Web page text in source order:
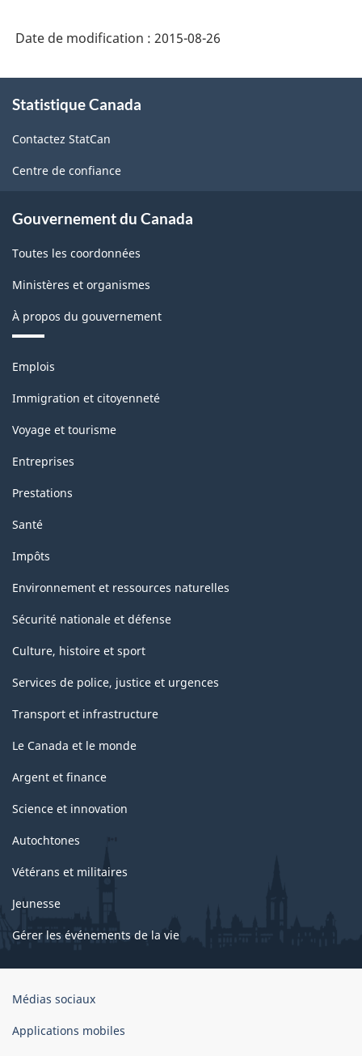
des
produits
agricoles
données
le
mois
de
mars
Date de modification : 2015-08-26
propos
ce
site
Statistique Canada
Contactez StatCan
Centre de confiance
Gouvernement du Canada
Toutes les coordonnées
Ministères et organismes
À propos du gouvernement
Thèmes
sujets
Emplois
Immigration et citoyenneté
Voyage et tourisme
Entreprises
Prestations
Santé
Impôts
Environnement et ressources naturelles
Sécurité nationale et défense
Culture, histoire et sport
Services de police, justice et urgences
Transport et infrastructure
Le Canada et le monde
Argent et finance
Science et innovation
Autochtones
Vétérans et militaires
Jeunesse
Gérer les événements de la vie
Organisation
gouvernement
Médias sociaux
Applications mobiles